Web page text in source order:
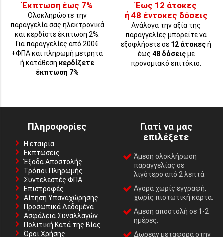
Έκπτωση έως 7%
Ολοκληρώστε την
παραγγελία σας ηλεκτρονικά
και κερδίστε έκπτωση 2%.
Για παραγγελίες από 200€
+ΦΠΑ και πληρωμή μετρητά
ή κατάθεση κερδίζετε
έκπτωση 7%
Έως 12 άτοκες
ή 48 έντοκες δόσεις
Ανάλογα την αξία της
παραγγελίες μπορείτε να
εξοφλήσετε σε 12 άτοκεςή
έως 48 δόσειςμε
προνομιακό επιτόκιο.
Πληροφορίες
Η εταιρία
Εκπτώσεις
Έξοδα Αποστολής
Τρόποι Πληρωμής
Συντελεστές ΦΠΑ
Επιστροφές
Αίτηση Υπαναχώρησης
Προσωπικά Δεδομένα
Ασφάλεια Συναλλαγών
Πολιτική Κατά της Βίας
Όροι Χρήσης
Γιατί να μας
επιλέξετε
Άμεση ολοκλήρωση
παραγγελίας σε
λιγότερο από 2 λεπτά.
Αγορά χωρίς εγγραφή,
χωρίς πιστωτική κάρτα.
Αμεση αποστολή σε 1-2
ημέρες.
Δωρεάν μεταφορά στην